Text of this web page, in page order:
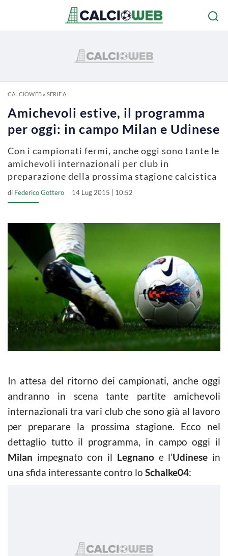
CALCIOWEB» SERIE A
Amichevoli estive, il programma
per oggi: in campo Milan e Udinese
Con i campionati fermi, anche oggi sono tante le
amichevoli internazionali per club in
preparazione della prossima stagione calcistica
di Federico Gottero 14 Lug 2015 | 10:52
In attesa del ritorno dei campionati, anche oggi
andranno in scena tante partite amichevoli
internazionali tra vari club che sono già al lavoro
per preparare la prossima stagione. Ecco nel
dettaglio tutto il programma, in campo oggi il
Milan impegnato con il Legnanoe l’Udinese in
una sfida interessante contro lo Schalke04: